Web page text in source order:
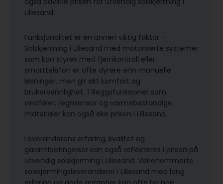
Lillesand.
Funksjonalitet er en annen viktig faktor –
Solskjerming i Lillesand med motoriserte systemer
som kan styres med fjernkontroll eller
smarttelefon er ofte dyrere enn manuelle
løsninger, men gir økt komfort og
brukervennlighet. Tilleggsfunksjoner som
vindføler, regnsensor og varmebestandige
materialer kan også øke prisen i Lillesand.
Leverandørens erfaring, kvalitet og
garantibetingelser kan også reflekteres i prisen på
utvendig solskjerming i Lillesand. Velrenommerte
solskjermingsleverandører i Lillesand med lang